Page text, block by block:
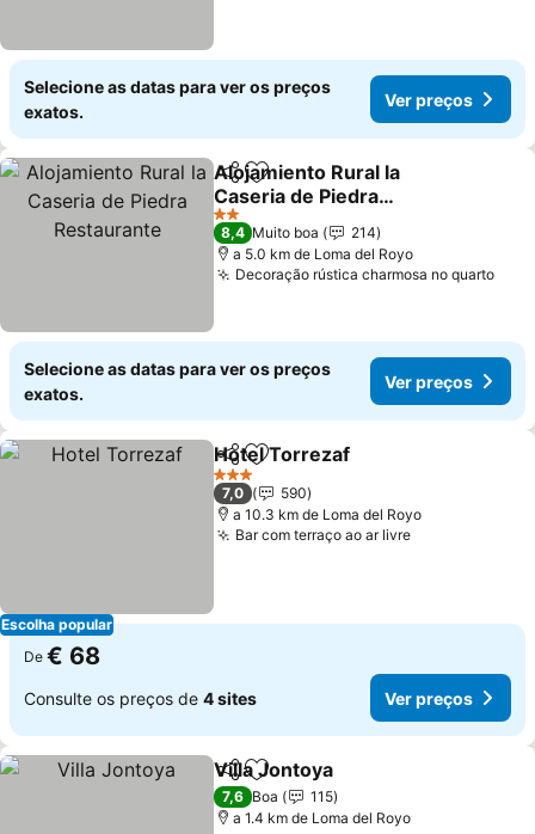
Selecione as datas para ver os preços
exatos.
Ver preços
PartilharAdicionar aos favoritos
Alojamiento Rural la
Caseria de Piedra
Restaurante
Ver preços
2 Estrelas
8,4 Muito boa
214
a 5.0 km de Loma del Royo
Decoração rústica charmosa no quartoVer
Selecione as datas para ver os preços
exatos.
Ver preços
Escolha popular
PartilharAdicionar aos favoritos
Hotel Torrezaf
3 Estrelas
7,0
590
a 10.3 km de Loma del Royo
Bar com terraço ao ar livreVer preços
De € 68
Consulte os preços de 4 sites Ver preços
PartilharAdicionar aos favoritos
Villa Jontoya
7,6 Boa
115
a 1.4 km de Loma del Royo